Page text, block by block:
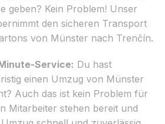
geben? Kein Problem! Unser
den sicheren Transport
von Münster nach Trenčín.
Service: Du hast
einen Umzug von Münster
Auch das ist kein Problem für
Mitarbeiter stehen bereit und